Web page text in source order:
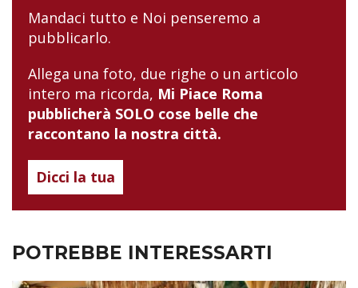
Mandaci tutto e Noi penseremo a
pubblicarlo.
Allega una foto, due righe o un articolo
intero ma ricorda, Mi Piace Roma
pubblicherà SOLO cose belle che
raccontano la nostra città.
Dicci la tua
POTREBBE INTERESSARTI